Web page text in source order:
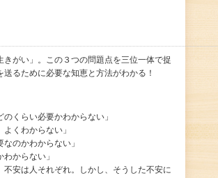
がい」。この３つの問題点を三位一体で捉
るために必要な知恵と方法がわかる！
くらい必要かわからない」
くわからない」
のかわからない」
からない」
安は人それぞれ。しかし、そうした不安に